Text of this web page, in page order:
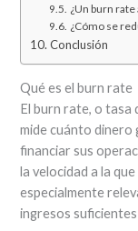
¿Un burn
¿Cómo se
Conclusión
Qué es el burn rate
El burn rate, o tasa
mide cuánto dinero
financiar sus
la velocidad a la
especialmente
ingresos